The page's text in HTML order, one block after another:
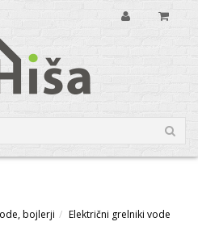
bojlerji Električni grelniki vode